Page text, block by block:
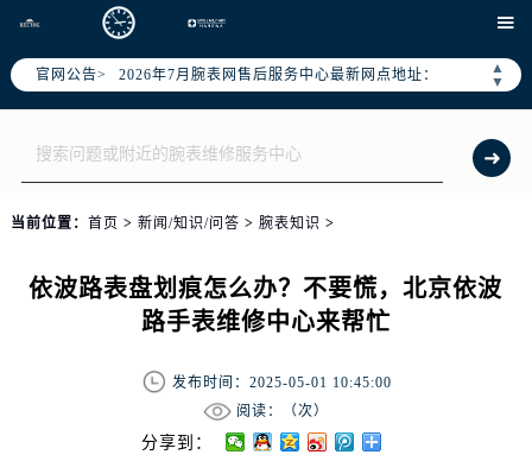

官网公告>
▲
▼
2026年7月腕表网售后服务中心最新网点地址：
北京市东城区东长安街1号东方广场写字楼W3座6层602室（需提前预约）
北京市朝阳区建国门外大街甲6号华熙国际中心写字楼D座11层1102室（需提前预约）
天津市和平区赤峰道136号天津国际金融中心写字楼26层2603室（需提前预约）
南京市秦淮区中山南路1号（新街口）南京中心写字楼22层C1-1室（需提前预约）
当前位置： 首页 > 新闻/知识/问答 > 腕表知识 >
依波路表盘划痕怎么办？不要慌，北京依波
路手表维修中心来帮忙
发布时间：2025-05-01 10:45:00
阅读：（次）
分享到：